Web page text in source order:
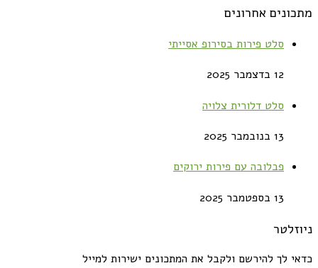
מתכונים אחרונים
סלט פירות בסירופ אסייתי
12 בדצמבר 2025
סלט דלורית צלויה
13 בנובמבר 2025
פבלובה עם פירות ירוקים
13 בספטמבר 2025
ניוזלטר
כדאי לך להירשם ולקבל את המתכונים ישירות למייל